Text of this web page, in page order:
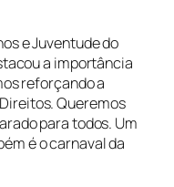
e Juventude do
a importância
reforçando a
Queremos
para todos. Um
é o carnaval da